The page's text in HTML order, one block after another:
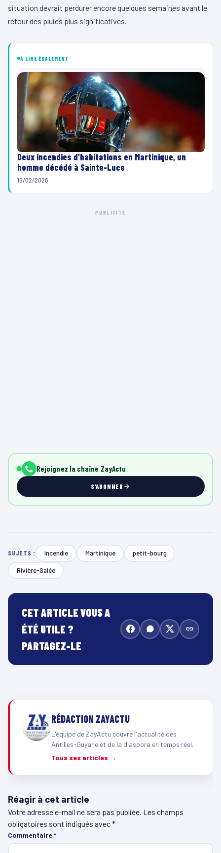
situation devrait perdurer encore quelques semaines avant le
retour des pluies plus significatives.
À LIRE ÉGALEMENT
Deux incendies d’habitations en Martinique, un
homme décédé à Sainte-Luce
16/02/2026
PUBLICITÉ
Rejoignez la chaîne ZayActu
S'ABONNER
SUJETS : Incendie Martinique petit-bourg
Rivière-Salée
CET ARTICLE VOUS A
ÉTÉ UTILE ?
PARTAGEZ-LE
RÉDACTION ZAYACTU
L'équipe de ZayActu couvre l'actualité des
Antilles-Guyane et de la diaspora en temps réel.
Tous ses articles →
Réagir à cet article
Votre adresse e-mail ne sera pas publiée. Les champs
obligatoires sont indiqués avec*
Commentaire*